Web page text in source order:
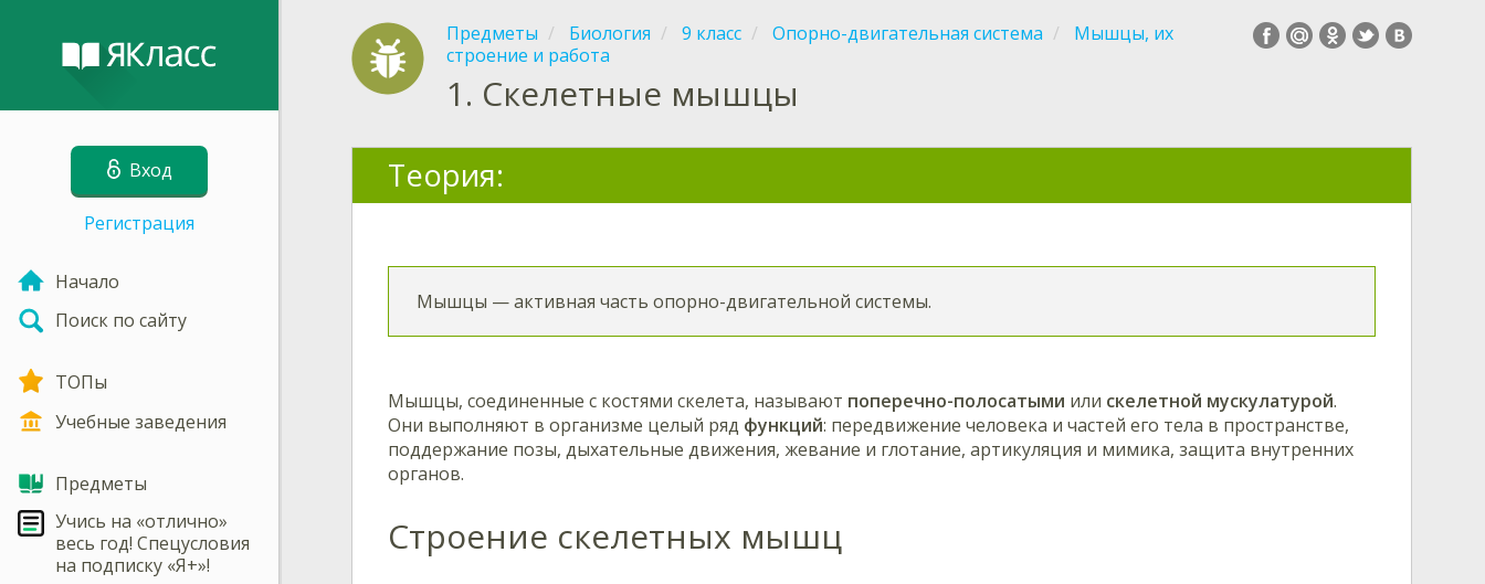
Вход
Регистрация
Начало
Поиск по сайту
ТОПы
Учебные заведения
Предметы
Учись на «отлично»
весь год! Спецусловия
на подписку «Я+»!
Предметы Биология 9 класс Опорно-двигательная система
Мышцы, их
строение и работа
1. Скелетные мышцы
Теория:
Мышцы — активная часть опорно-двигательной системы.
Мышцы, соединенные с костями скелета, называют поперечно-полосатыми или скелетной мускулатурой.
Они выполняют в организме целый ряд функций: передвижение человека и частей его тела в пространстве,
поддержание позы, дыхательные движения, жевание и глотание, артикуляция и мимика, защита внутренних
органов.
Строение скелетных мышц